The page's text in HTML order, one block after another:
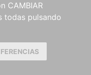
CAMBIAR
todas pulsando